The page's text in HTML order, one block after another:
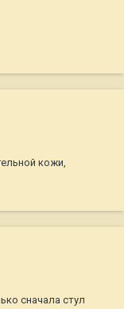
кожи,
сначала стул